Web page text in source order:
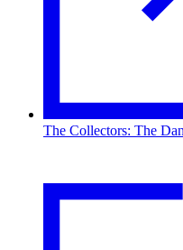
The Collectors: The